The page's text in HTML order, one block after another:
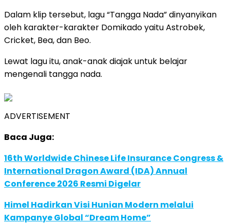
Dalam klip tersebut, lagu “Tangga Nada” dinyanyikan
oleh karakter-karakter Domikado yaitu Astrobek,
Cricket, Bea, dan Beo.
Lewat lagu itu, anak-anak diajak untuk belajar
mengenali tangga nada.
ADVERTISEMENT
Baca Juga:
16th Worldwide Chinese Life Insurance Congress &
International Dragon Award (IDA) Annual
Conference 2026 Resmi Digelar
Himel Hadirkan Visi Hunian Modern melalui
Kampanye Global “Dream Home”